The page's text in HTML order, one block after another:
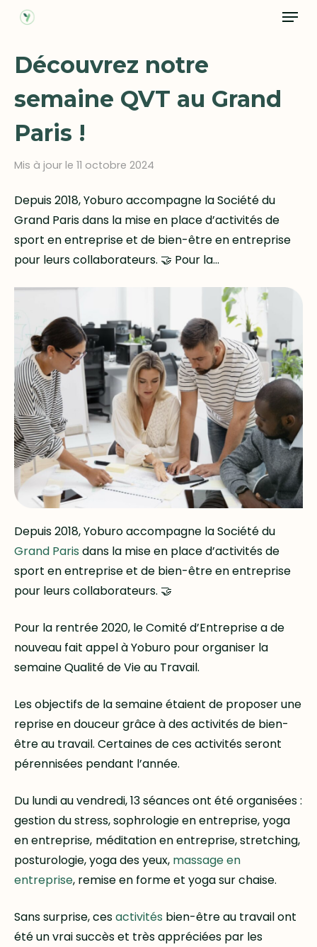
Skip
content
Menu
Découvrez notre
semaine QVT au Grand
Paris !
Mis à jour le 11 octobre 2024
Depuis 2018, Yoburo accompagne la Société du
Grand Paris dans la mise en place d’activités de
sport en entreprise et de bien-être en entreprise
pour leurs collaborateurs. 🤝 Pour la…
Depuis 2018, Yoburo accompagne la Société du
Grand Paris dans la mise en place d’activités de
sport en entreprise et de bien-être en entreprise
pour leurs collaborateurs. 🤝
Pour la rentrée 2020, le Comité d’Entreprise a de
nouveau fait appel à Yoburo pour organiser la
semaine Qualité de Vie au Travail.
Les objectifs de la semaine étaient de proposer une
reprise en douceur grâce à des activités de bien-
être au travail. Certaines de ces activités seront
pérennisées pendant l’année.
Du lundi au vendredi, 13 séances ont été organisées :
gestion du stress, sophrologie en entreprise, yoga
en entreprise, méditation en entreprise, stretching,
posturologie, yoga des yeux, massage en
entreprise, remise en forme et yoga sur chaise.
Sans surprise, cesactivités bien-être au travail ont
été un vrai succès et très appréciées par les